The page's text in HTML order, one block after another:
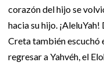
corazón del hijo se
hacia su hijo.
Creta también escuchó
regresar a Yahvéh, el